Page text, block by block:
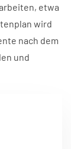
etwa
wird
nach dem
und